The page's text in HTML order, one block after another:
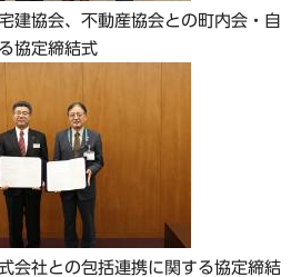
建協会、不動産協会との町内会・自
協定締結式
会社との包括連携に関する協定締結